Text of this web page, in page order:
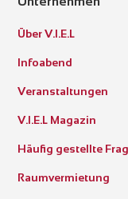
Über V.I.E.L
Infoabend
Veranstaltungen
V.I.E.L Magazin
Häufig gestellte
Raumvermietung